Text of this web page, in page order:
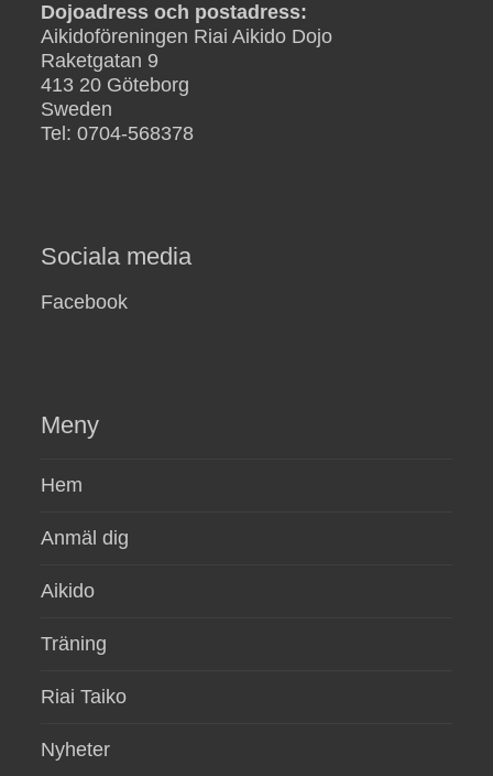
Dojoadress och postadress:
Aikidoföreningen Riai Aikido Dojo
Raketgatan 9
413 20 Göteborg
Sweden
Tel: 0704-568378
Sociala media
Facebook
Meny
Hem
Anmäl dig
Aikido
Träning
Riai Taiko
Nyheter